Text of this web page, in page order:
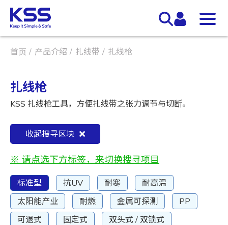
首页 产品介绍 扎线带 扎线枪
扎线枪
KSS 扎线枪工具，方便扎线带之张力调节与切断。
收起搜寻区块
※ 请点选下方标签，来切换搜寻项目
标准型 抗UV 耐寒
耐高温
太阳能产业
耐燃 金属可探测
PP
可退式
固定式
双头式 / 双锁式